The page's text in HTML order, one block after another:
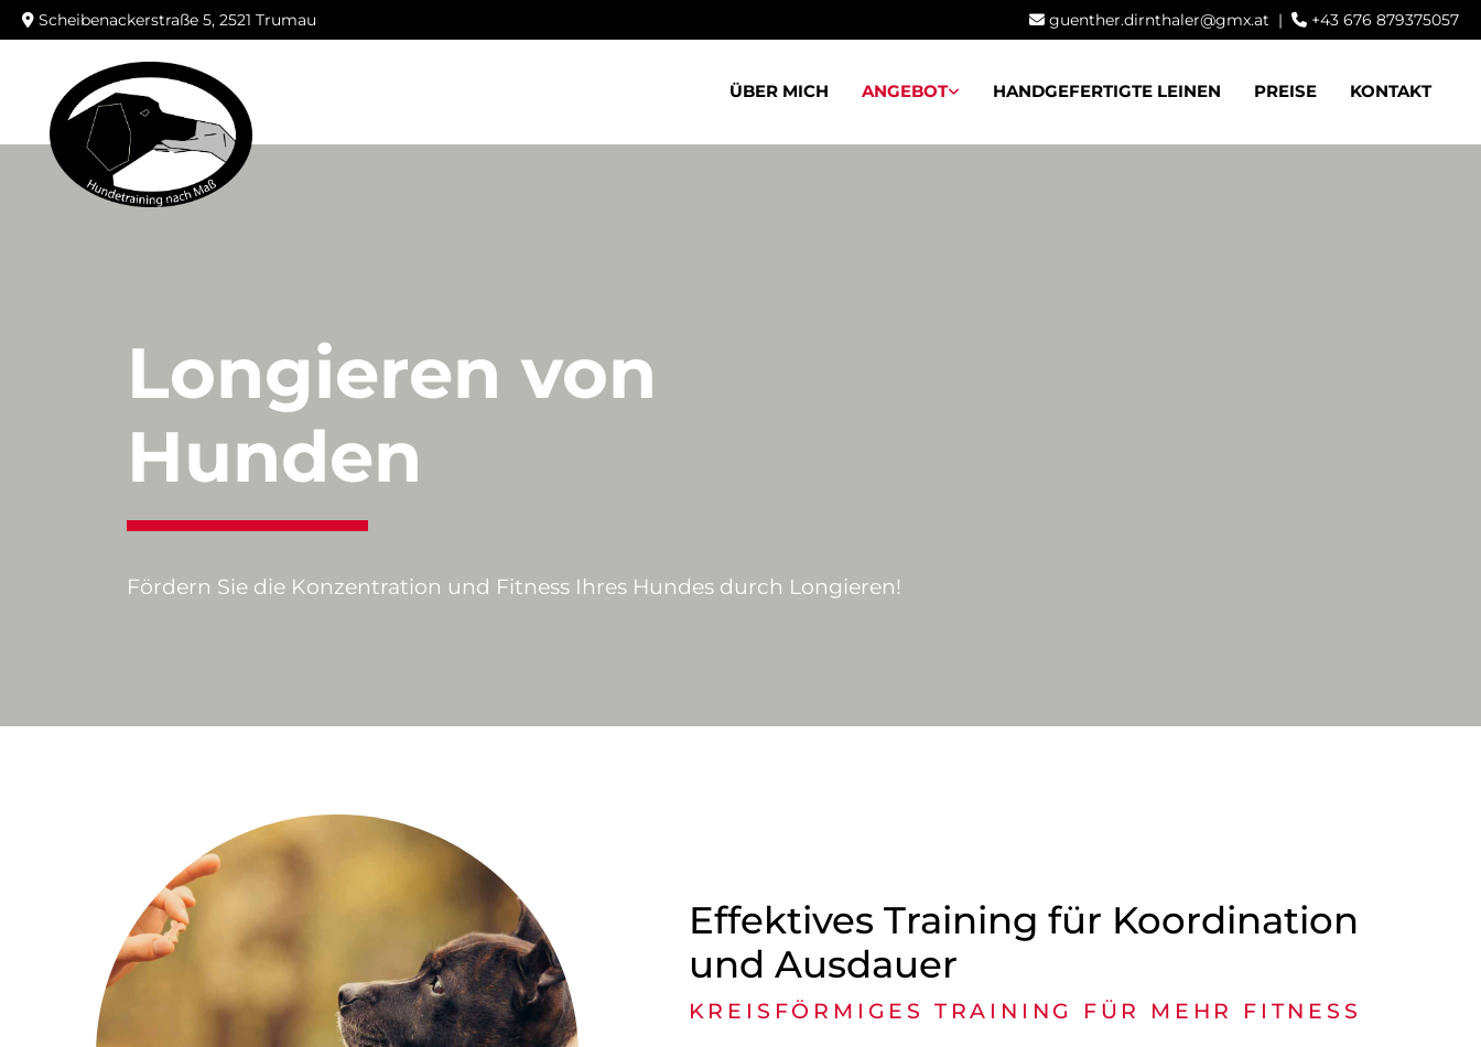
 Scheibenackerstraße 5, 2521 Trumau  guenther.dirnthaler@gmx.at |  +43 676 879375057
ÜBER MICH ANGEBOT HANDGEFERTIGTE LEINEN PREISE KONTAKT
Longieren von
Hunden
Fördern Sie die Konzentration und Fitness Ihres Hundes durch Longieren!
Effektives Training für Koordination
und Ausdauer
KREISFÖRMIGES TRAINING FÜR MEHR FITNESS